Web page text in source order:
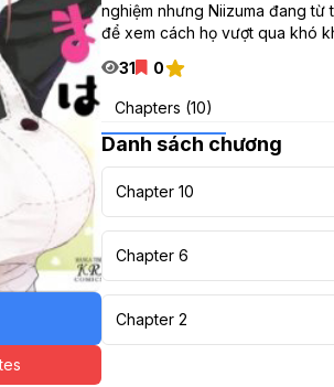
nghiệm nhưng Niizuma đang
để xem cách họ vượt qua khó
31
0
Chapters (10)
Danh sách chương
Chapter 10
Chapter 6
Chapter 2